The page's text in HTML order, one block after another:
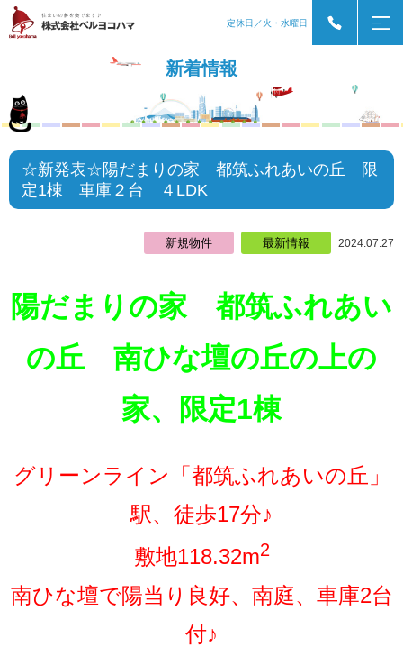
定休日／火・水曜日
新着情報
☆新発表☆陽だまりの家 都筑ふれあいの丘 限
定1棟 車庫２台 ４LDK
新規物件 最新情報 2024.07.27
陽だまりの家 都筑ふれあい
の丘 南ひな壇の丘の上の
家、限定1棟
グリーンライン「都筑ふれあいの丘」
駅、徒歩17分♪
敷地118.32m2
南ひな壇で陽当り良好、南庭、車庫2台
付♪